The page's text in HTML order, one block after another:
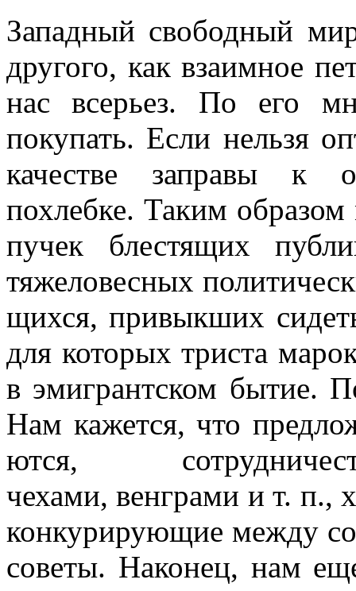
Западный свободный
другого, как взаимное
нас всерьез. По его
покупать. Если нельзя
качестве заправы к
похлебке. Таким
пучек блестящих
тяжеловесных
щихся, привыкших
для которых триста
в эмигрантском бытие.
Нам кажется, что
ются,
чехами, венграми и т. п.,
конкурирующие между
советы. Наконец, нам